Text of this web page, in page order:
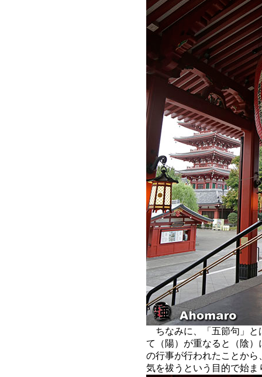
ちなみに、「五節句」と
て（陽）が重なると（陰
の行事が行われたことか
気を祓うという目的で始ま